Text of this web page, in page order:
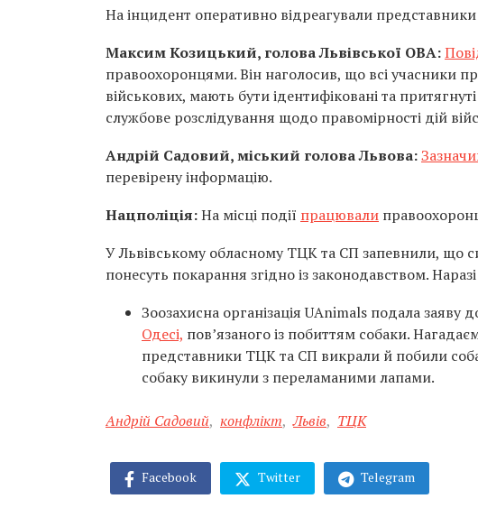
На інцидент оперативно відреагували представники
Максим Козицький, голова Львівської ОВА:
правоохоронцями. Він наголосив, що всі учасники
військових, мають бути ідентифіковані та
службове розслідування щодо правомірності дій
Андрій Садовий, міський голова Львова:
перевірену інформацію.
Нацполіція:На місці події працювали
У Львівському обласному ТЦК та СП запевнили, що
понесуть покарання згідно із законодавством.
Зоозахисна організаціяUAnimals подала заяву
Одесі, пов’язаного із побиттям собаки.
представники ТЦК та СП викрали й побили
собаку викинули з переламаними лапами.
Андрій Садовий, конфлікт, Львів, ТЦК
Facebook Twitter Telegram